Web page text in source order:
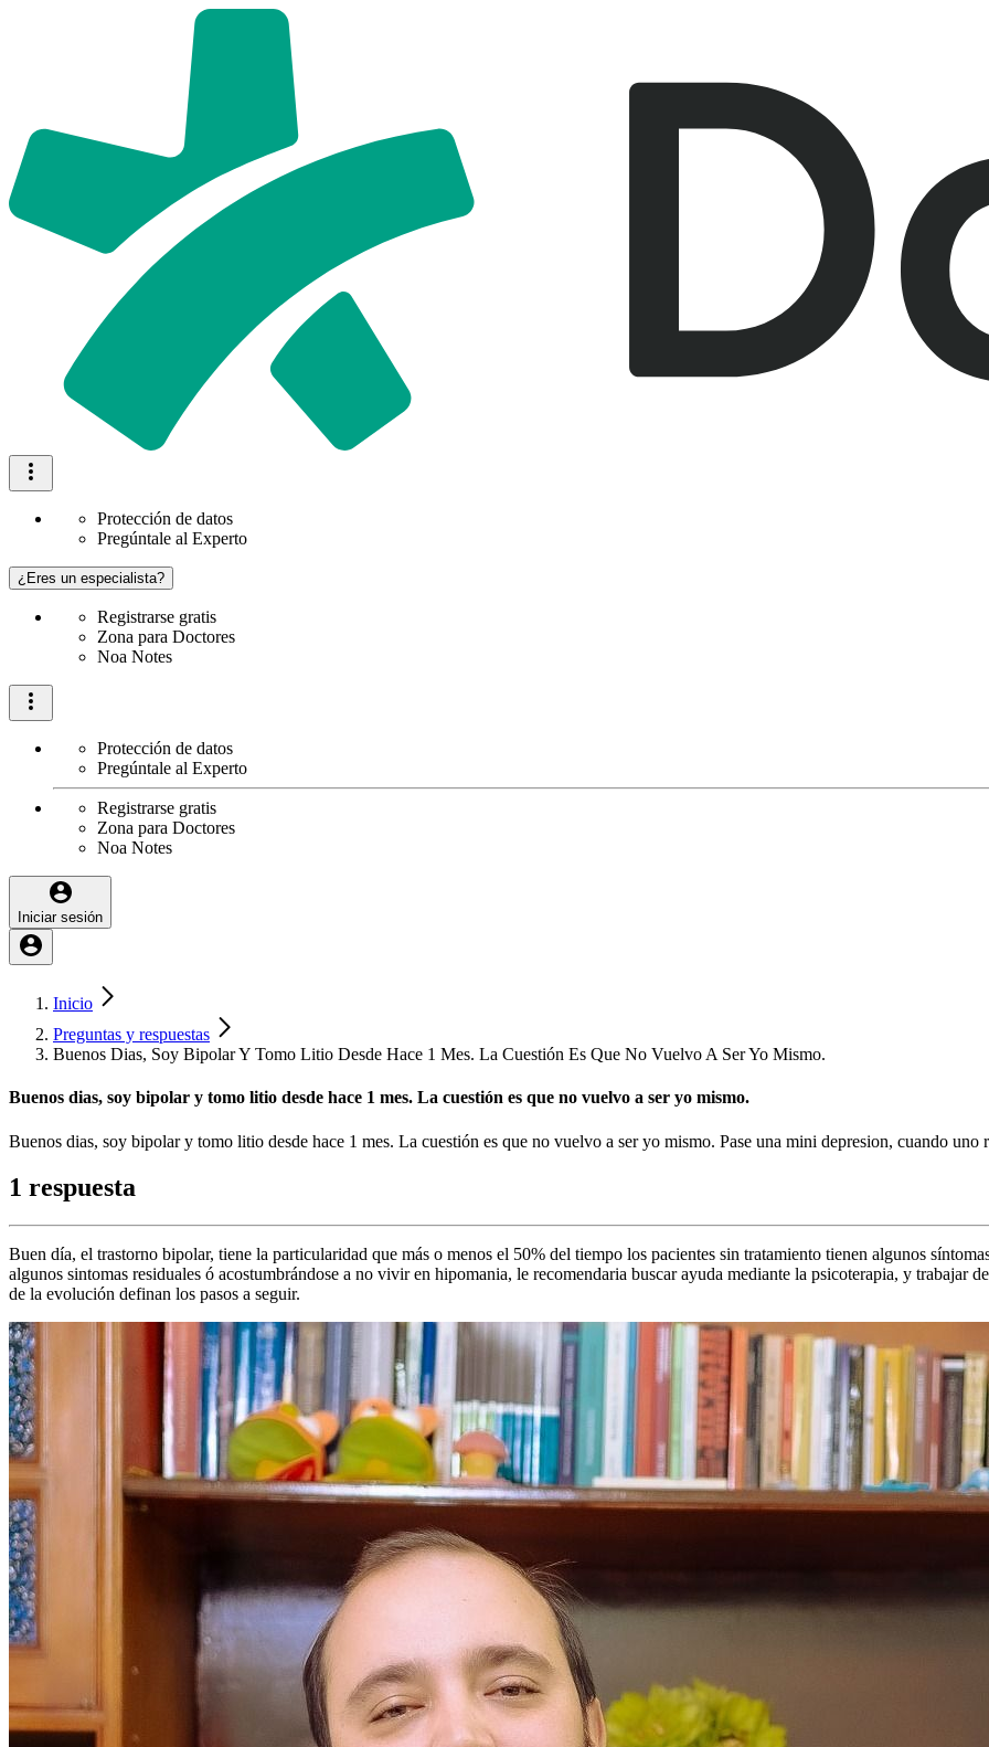
Protección de datos
Pregúntale al Experto
¿Eres un especialista?
Registrarse gratis
Zona para Doctores
Noa Notes
Protección de datos
Pregúntale al Experto
Registrarse gratis
Zona para Doctores
Noa Notes
Iniciar sesión
Inicio
Preguntas y respuestas
Buenos Dias, Soy Bipolar Y Tomo Litio Desde Hace 1 Mes. La Cuestión Es Que No Vuelvo A Ser Yo Mismo.
Buenos dias, soy bipolar y tomo litio desde hace 1 mes. La cuestión es que no vuelvo a ser yo mismo.
Buenos dias, soy bipolar y tomo litio desde hace 1 mes. La cuestión es que no vuelvo a ser yo mismo. Pase una mini depresion, cuando uno
1 respuesta
Buen día, el trastorno bipolar, tiene la particularidad que más o menos el 50% del tiempo los pacientes sin tratamiento tienen algunos
algunos sintomas residuales ó acostumbrándose a no vivir en hipomania, le recomendaria buscar ayuda mediante la psicoterapia, y trabajar
de la evolución definan los pasos a seguir.